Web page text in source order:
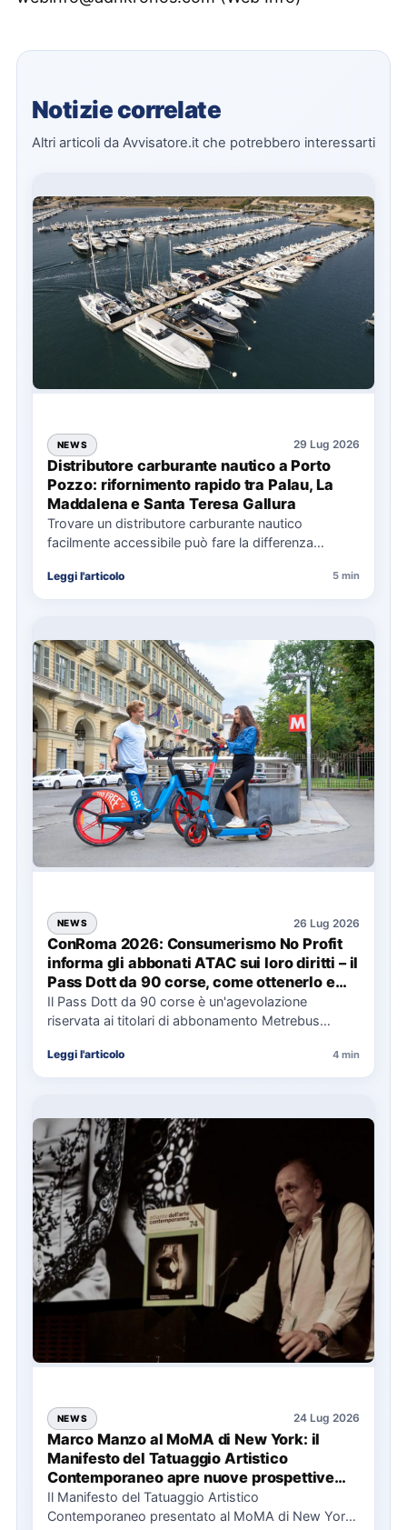
Notizie correlate
Altri articoli da Avvisatore.it che potrebbero interessarti
NEWS 29 Lug 2026
Distributore carburante nautico a Porto
Pozzo: rifornimento rapido tra Palau, La
Maddalena e Santa Teresa Gallura
Trovare un distributore carburante nautico
facilmente accessibile può fare la differenza
soprattutto…
Leggi l'articolo 5 min
NEWS 26 Lug 2026
ConRoma 2026: Consumerismo No Profit
informa gli abbonati ATAC sui loro diritti – il
Pass Dott da 90 corse, come ottenerlo e
cosa spetta in caso di disservizi
Il Pass Dott da 90 corse è un'agevolazione
riservata ai titolari di abbonamento Metrebus
Leggi l'articolo 4 min
NEWS 24 Lug 2026
Marco Manzo al MoMA di New York: il
Manifesto del Tatuaggio Artistico
Contemporaneo apre nuove prospettive
per il collezionismo
Il Manifesto del Tatuaggio Artistico
Contemporaneo presentato al MoMA di New York